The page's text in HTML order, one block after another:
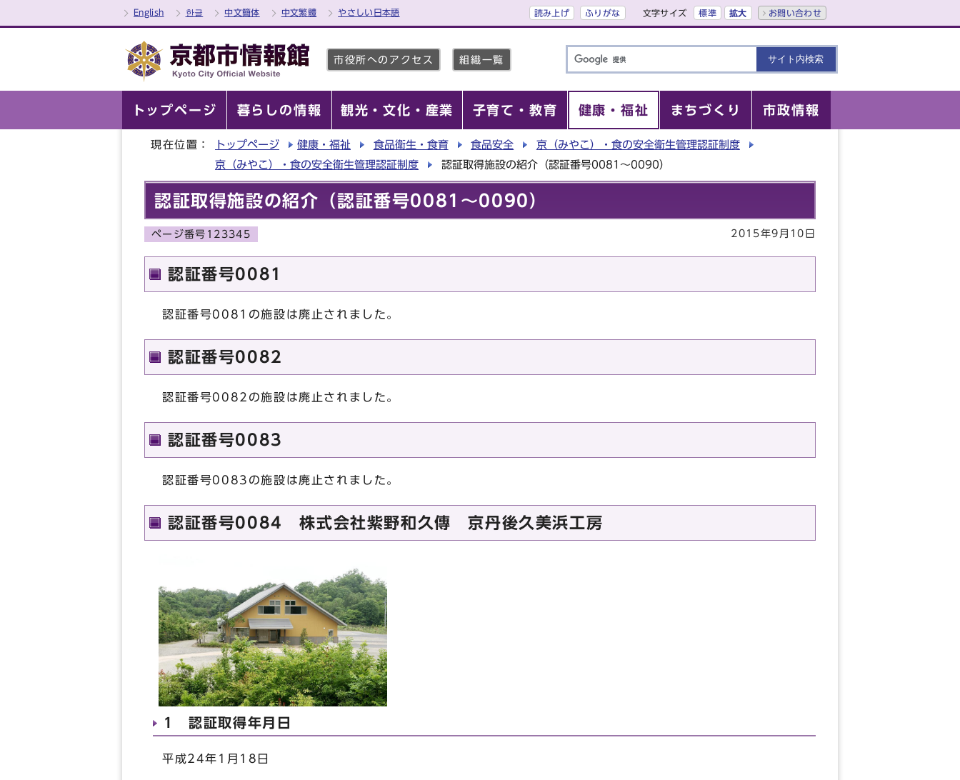
English 한글 中文簡体 中文繁體 やさしい日本語 読み上げ ふりがな 文字サイズ 標準 拡大 お問い合わせ
市役所へのアクセス 組織一覧
トップページ 暮らしの情報 観光・文化・産業 子育て・教育 健康・福祉 まちづくり 市政情報
現在位置： トップページ 健康・福祉 食品衛生・食育 食品安全
京（みやこ）・食の安全衛生管理認証制度
京（みやこ）・食の安全衛生管理認証制度
認証取得施設の紹介（認証番号0081～0090）
認証取得施設の紹介（認証番号0081～0090）
ページ番号123345 2015年9月10日
認証番号0081
認証番号0081の施設は廃止されました。
認証番号0082
認証番号0082の施設は廃止されました。
認証番号0083
認証番号0083の施設は廃止されました。
認証番号0084 株式会社紫野和久傳 京丹後久美浜工房
1 認証取得年月日
平成24年1月18日